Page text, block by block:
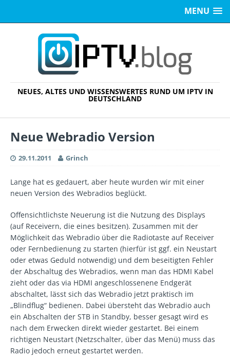
MENU
NEUES, ALTES UND WISSENSWERTES RUND UM IPTV IN
DEUTSCHLAND
Neue Webradio Version
29.11.2011 Grinch
Lange hat es gedauert, aber heute wurden wir mit einer
neuen Version des Webradios beglückt.
Offensichtlichste Neuerung ist die Nutzung des Displays
(auf Receivern, die eines besitzen). Zusammen mit der
Möglichkeit das Webradio über die Radiotaste auf Receiver
oder Fernbedienung zu starten (hierfür ist ggf. ein Neustart
oder etwas Geduld notwendig) und dem beseitigten Fehler
der Abschaltug des Webradios, wenn man das HDMI Kabel
zieht oder das via HDMI angeschlossenene Endgerät
abschaltet, lässt sich das Webradio jetzt praktisch im
„Blindflug“ bedienen. Dabei übersteht das Webradio auch
ein Abschalten der STB in Standby, besser gesagt wird es
nach dem Erwecken direkt wieder gestartet. Bei einem
richtigen Neustart (Netzschalter, über das Menü) muss das
Radio jedoch erneut gestartet werden.